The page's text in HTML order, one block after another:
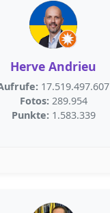
Herve Andrieu
17.519.497.607
Fotos: 289.954
Punkte: 1.583.339